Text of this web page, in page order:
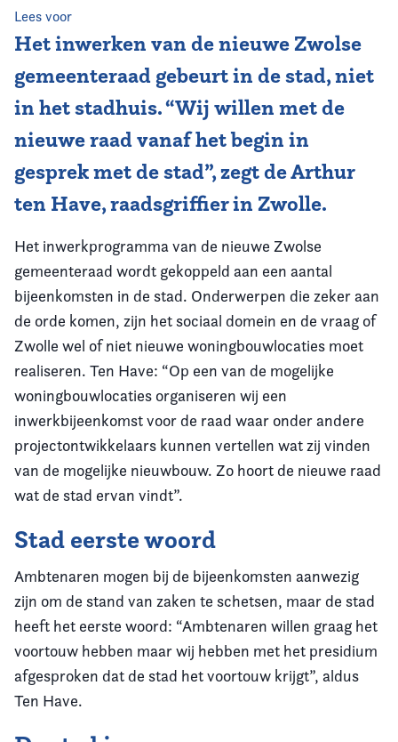
Opleiding
Vereniging
Contact
Lees voor
Het inwerken van de nieuwe Zwolse
gemeenteraad gebeurt in de stad, niet
in het stadhuis. “Wij willen met de
nieuwe raad vanaf het begin in
gesprek met de stad”, zegt de Arthur
ten Have, raadsgriffier in Zwolle.
Het inwerkprogramma van de nieuwe Zwolse
gemeenteraad wordt gekoppeld aan een aantal
bijeenkomsten in de stad. Onderwerpen die zeker aan
de orde komen, zijn het sociaal domein en de vraag of
Zwolle wel of niet nieuwe woningbouwlocaties moet
realiseren. Ten Have: “Op een van de mogelijke
woningbouwlocaties organiseren wij een
inwerkbijeenkomst voor de raad waar onder andere
projectontwikkelaars kunnen vertellen wat zij vinden
van de mogelijke nieuwbouw. Zo hoort de nieuwe raad
wat de stad ervan vindt”.
Stad eerste woord
Ambtenaren mogen bij de bijeenkomsten aanwezig
zijn om de stand van zaken te schetsen, maar de stad
heeft het eerste woord: “Ambtenaren willen graag het
voortouw hebben maar wij hebben met het presidium
afgesproken dat de stad het voortouw krijgt”, aldus
Ten Have.